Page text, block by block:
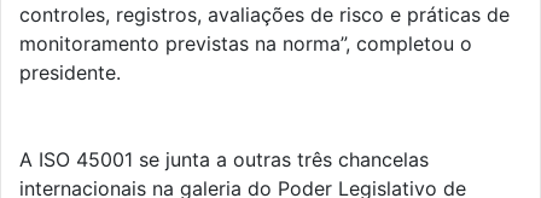
controles, registros, avaliações de risco e práticas de
monitoramento previstas na norma”, completou o
presidente.
A ISO 45001 se junta a outras três chancelas
internacionais na galeria do Poder Legislativo de